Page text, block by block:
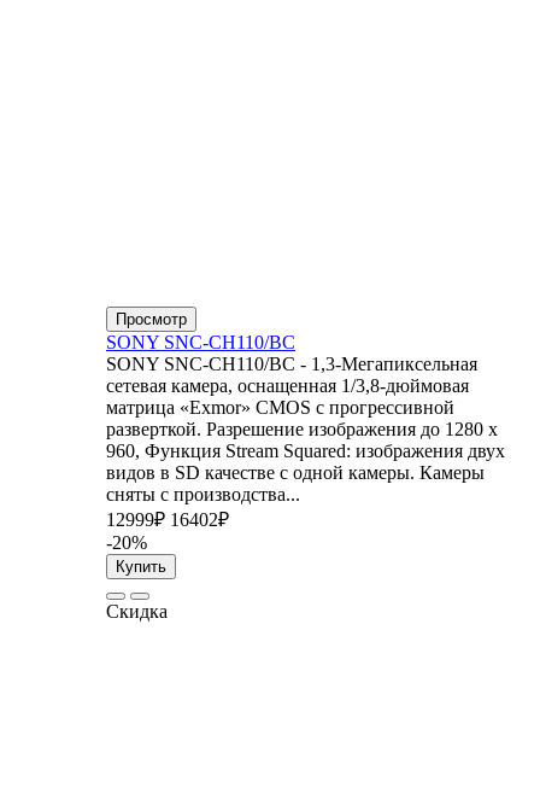
Просмотр
SONY SNC-CH110/BC
SONY SNC-CH110/BC - 1,3-Мегапиксельная
сетевая камера, оснащенная 1/3,8-дюймовая
матрица «Exmor» CMOS с прогрессивной
разверткой. Разрешение изображения до 1280 x
960, Функция Stream Squared: изображения двух
видов в SD качестве с одной камеры. Камеры
сняты с производства...
12999₽ 16402₽
-20%
Купить
Скидка